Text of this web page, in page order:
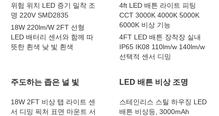
위험 위치 LED 증기 밀착 조
명 220V SMD2835
18W 220lm/W 2FT 선형
LED 배터리 센서와 함께 따
뜻한 흰색 낮 빛 흰색
4ft LED 배튼 라이트 피팅
CCT 3000K 4000K 5000K
6000K 비상 기능
4FT LED 배튼 장착장 실내
IP65 IK08 110lm/w 140lm/w
선택적 센서 디밍
주도하는 좁은 널 빛
18W 2FT 비상 탭 라이트 센
서 디밍 픽처 표면 마운트 서
LED 배튼 비상 조명
스테인리스 스틸 하우징 LED
배튼 비상등, 3000mAh